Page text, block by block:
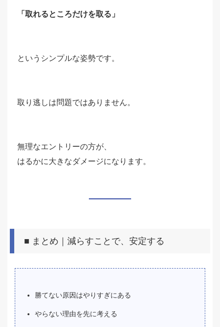
「取れるところだけを取る」
というシンプルな姿勢です。
取り逃しは問題ではありません。
無理なエントリーの方が、
はるかに大きなダメージになります。
■ まとめ｜減らすことで、安定する
勝てない原因はやりすぎにある
やらない理由を先に考える